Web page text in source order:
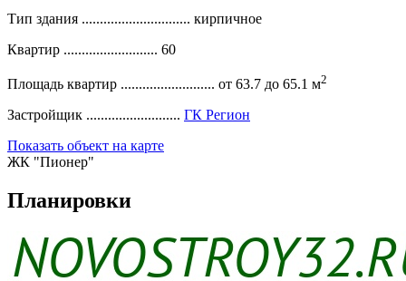
Тип здания .............................. кирпичное
Квартир .......................... 60
Площадь квартир .......................... от 63.7 до 65.1 м2
Застройщик .......................... ГК Регион
Показать объект на карте
ЖК "Пионер"
Планировки